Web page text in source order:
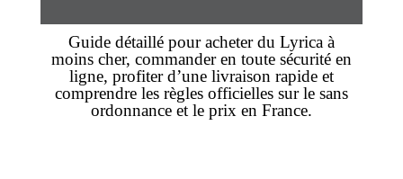
Guide détaillé pouracheterdu Lyricaà
moins cher, commander en toute sécurité en
ligne, profiter d’une livraison rapideet
comprendre les règles officielles sur le sans
ordonnanceet le prix en France.